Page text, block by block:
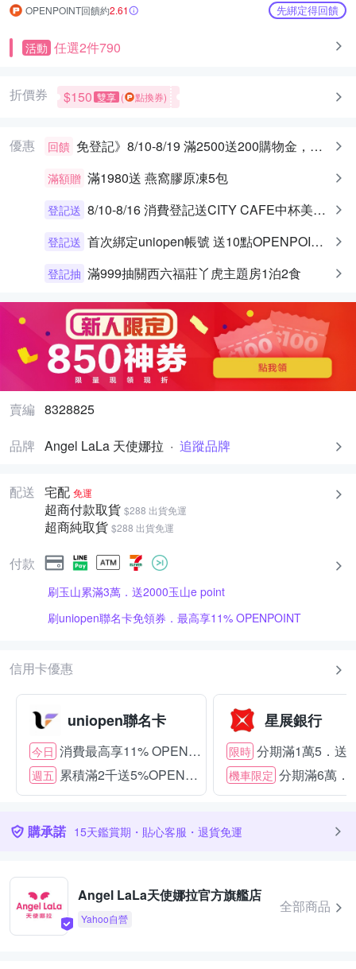
OPENPOINT回饋約2.61 先綁定得回饋
活動 任選2件790
折價券 $150 雙享 ( 點換券)
優惠 回饋 免登記》8/10-8/19 滿2500送200購物金，最高送400
滿額贈 滿1980送 燕窩膠原凍5包
登記送 8/10-8/16 消費登記送CITY CAFE中杯美式乙杯
登記送 首次綁定uniopen帳號 送10點OPENPOINT+統一布丁一個
登記抽 滿999抽關西六福莊丫虎主題房1泊2食
賣編 8328825
品牌 Angel LaLa 天使娜拉 · 追蹤品牌
配送 宅配 免運
超商付款取貨 $288 出貨免運
超商純取貨 $288 出貨免運
付款
刷玉山累滿3萬．送2000玉山e point
刷uniopen聯名卡免領券．最高享11% OPENPOINT
信用卡優惠
uniopen聯名卡
今日 消費最高享11% OPENPOINT
週五 累積滿2千送5%OPENPOINT
星展銀行
限時 分期滿1萬5．送
機車限定 分期滿6萬．
購承諾 15天鑑賞期・貼心客服・退貨免運
Angel LaLa天使娜拉官方旗艦店
Yahoo自營
全部商品